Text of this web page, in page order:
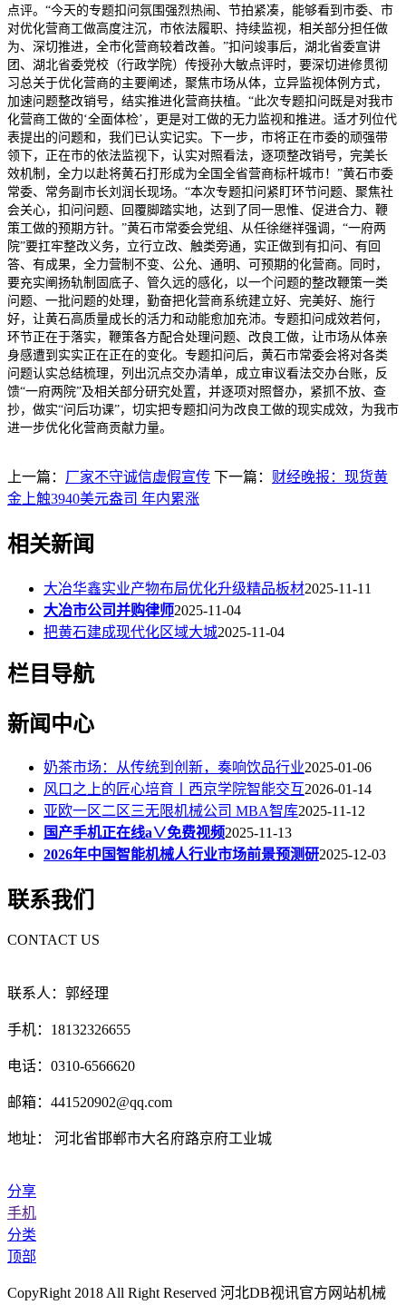
点评。“今天的专题扣问氛围强烈热闹、节拍紧凑，能够看到市委、市
对优化营商工做高度注沉，市依法履职、持续监视，相关部分担任做
为、深切推进，全市化营商较着改善。”扣问竣事后，湖北省委宣讲
团、湖北省委党校（行政学院）传授孙大敏点评时，要深切进修贯彻
习总关于优化营商的主要阐述，聚焦市场从体，立异监视体例方式，
加速问题整改销号，结实推进化营商扶植。“此次专题扣问既是对我市
化营商工做的‘全面体检’，更是对工做的无力监视和推进。适才列位代
表提出的问题和，我们已认实记实。下一步，市将正在市委的顽强带
领下，正在市的依法监视下，认实对照看法，逐项整改销号，完美长
效机制，全力以赴将黄石打形成为全国全省营商标杆城市！”黄石市委
常委、常务副市长刘润长现场。“本次专题扣问紧盯环节问题、聚焦社
会关心，扣问问题、回覆脚踏实地，达到了同一思惟、促进合力、鞭
策工做的预期方针。”黄石市常委会党组、从任徐继祥强调，“一府两
院”要扛牢整改义务，立行立改、触类旁通，实正做到有扣问、有回
答、有成果，全力营制不变、公允、通明、可预期的化营商。同时，
要充实阐扬轨制固底子、管久远的感化，以一个问题的整改鞭策一类
问题、一批问题的处理，勤奋把化营商系统建立好、完美好、施行
好，让黄石高质量成长的活力和动能愈加充沛。专题扣问成效若何，
环节正在于落实，鞭策各方配合处理问题、改良工做，让市场从体亲
身感遭到实实正在正在的变化。专题扣问后，黄石市常委会将对各类
问题认实总结梳理，列出沉点交办清单，成立审议看法交办台账，反
馈“一府两院”及相关部分研究处置，并逐项对照督办，紧抓不放、查
抄，做实“问后功课”，切实把专题扣问为改良工做的现实成效，为我市
进一步优化化营商贡献力量。
上一篇： 厂家不守诚信虚假宣传 下一篇： 财经晚报：现货黄
金上触3940美元盎司 年内累涨
相关新闻
大冶华鑫实业产物布局优化升级精品板材2025-11-11
大冶市公司并购律师2025-11-04
把黄石建成现代化区域大城2025-11-04
栏目导航
新闻中心
奶茶市场：从传统到创新，奏响饮品行业2025-01-06
风口之上的匠心培育丨西京学院智能交互2026-01-14
亚欧一区二区三无限机械公司 MBA智库2025-11-12
国产手机正在线a∨免费视频2025-11-13
2026年中国智能机械人行业市场前景预测研2025-12-03
联系我们
CONTACT US
联系人：郭经理
手机：18132326655
电话：0310-6566620
邮箱：441520902@qq.com
地址： 河北省邯郸市大名府路京府工业城
分享
手机
分类
顶部
CopyRight 2018 All Right Reserved 河北DB视讯官方网站机械